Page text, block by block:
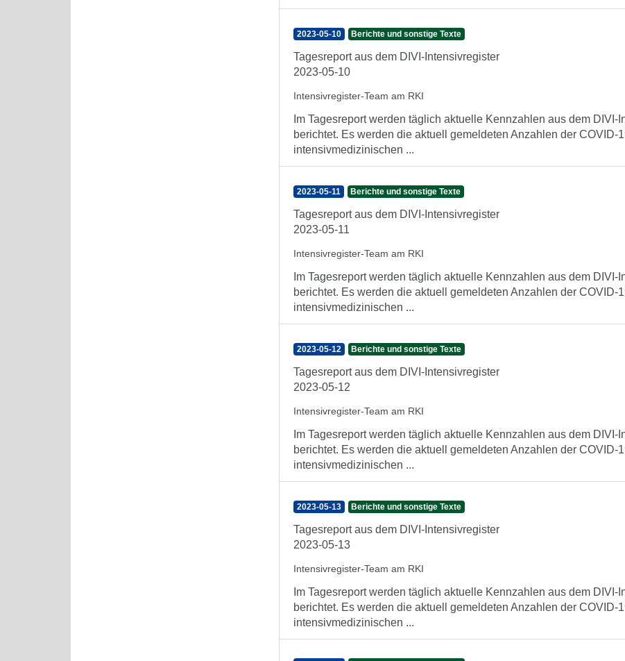
2023-05-10 Berichte und sonstige Texte
Tagesreport aus dem DIVI-Intensivregister
2023-05-10
Intensivregister-Team am RKI
Im Tagesreport werden täglich aktuelle Kennzahlen aus dem
berichtet. Es werden die aktuell gemeldeten Anzahlen der
intensivmedizinischen ...
2023-05-11 Berichte und sonstige Texte
Tagesreport aus dem DIVI-Intensivregister
2023-05-11
Intensivregister-Team am RKI
Im Tagesreport werden täglich aktuelle Kennzahlen aus dem
berichtet. Es werden die aktuell gemeldeten Anzahlen der
intensivmedizinischen ...
2023-05-12 Berichte und sonstige Texte
Tagesreport aus dem DIVI-Intensivregister
2023-05-12
Intensivregister-Team am RKI
Im Tagesreport werden täglich aktuelle Kennzahlen aus dem
berichtet. Es werden die aktuell gemeldeten Anzahlen der
intensivmedizinischen ...
2023-05-13 Berichte und sonstige Texte
Tagesreport aus dem DIVI-Intensivregister
2023-05-13
Intensivregister-Team am RKI
Im Tagesreport werden täglich aktuelle Kennzahlen aus dem
berichtet. Es werden die aktuell gemeldeten Anzahlen der
intensivmedizinischen ...